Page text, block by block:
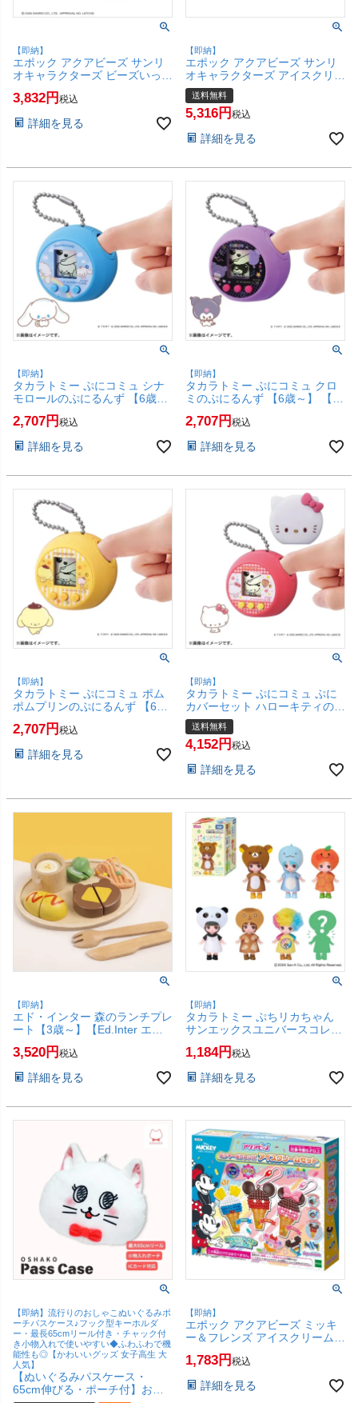
【即納】
エポック アクアビーズ サンリ
オキャラクターズ ビーズいっぱ
【エポック アクアビーズ 女の
(6068130)
3,832 税込
詳細を見る
【即納】
エポック アクアビーズ サンリ
オキャラクターズ アイスクリー
ムパーティ AQ-S106 【6歳～】
【エポック アクアビーズ 女の
子 工作 おもちゃ】【宅配便送
送料無料
5,316 税込
詳細を見る
【即納】
タカラトミー ぷにコミュ シナ
モロールのぷにるんず 【6歳
ず 女の子 お世話 おもちゃ】
2,707 税込
詳細を見る
【即納】
タカラトミー ぷにコミュ クロ
ミのぷにるんず 【6歳～】 【タ
お世話 おもちゃ】【SBT】
2,707 税込
詳細を見る
【即納】
タカラトミー ぷにコミュ ポム
ポムプリンのぷにるんず 【6歳
ず 女の子 お世話 おもちゃ】
2,707 税込
詳細を見る
【即納】
タカラトミー ぷにコミュ ぷに
カバーセット ハローキティのぷ
にるんず 【6歳～】 【タカラト
ミー ぷにるんず 女の子 お世話
おもちゃ】【宅配便送料無料】
送料無料
4,152 税込
詳細を見る
【即納】
エド・インター 森のランチプレ
ート【3歳～】【Ed.Inter エド
ちゃ おままごと はじめての知
【SBT】(6067842)
3,520 税込
詳細を見る
【即納】
タカラトミー ぷちリカちゃん
サンエックスユニバースコレク
(6068114)
1,184 税込
詳細を見る
【即納】流行りのおしゃこぬいぐるみポ
ーチパスケース♪フック型キーホルダ
ー・最長65cmリール付き・チャック付
き小物入れで使いやすい◆ふわふわで機
能性も◎【かわいいグッズ 女子高生 大
人気】
【ぬいぐるみパスケース・
65cm伸びる・ポーチ付】おし
【即納】
エポック アクアビーズ ミッキ
ー＆フレンズ アイスクリームセ
工作 クラフトホビー メイキン
【SBT】(6062098)
1,783 税込
詳細を見る